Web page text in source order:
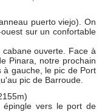
puerto viejo). On
sur un confortable
ouverte. Face à
Pinara, notre prochain
à gauche, le pic de Port
pic de Barroude.
vers le port de